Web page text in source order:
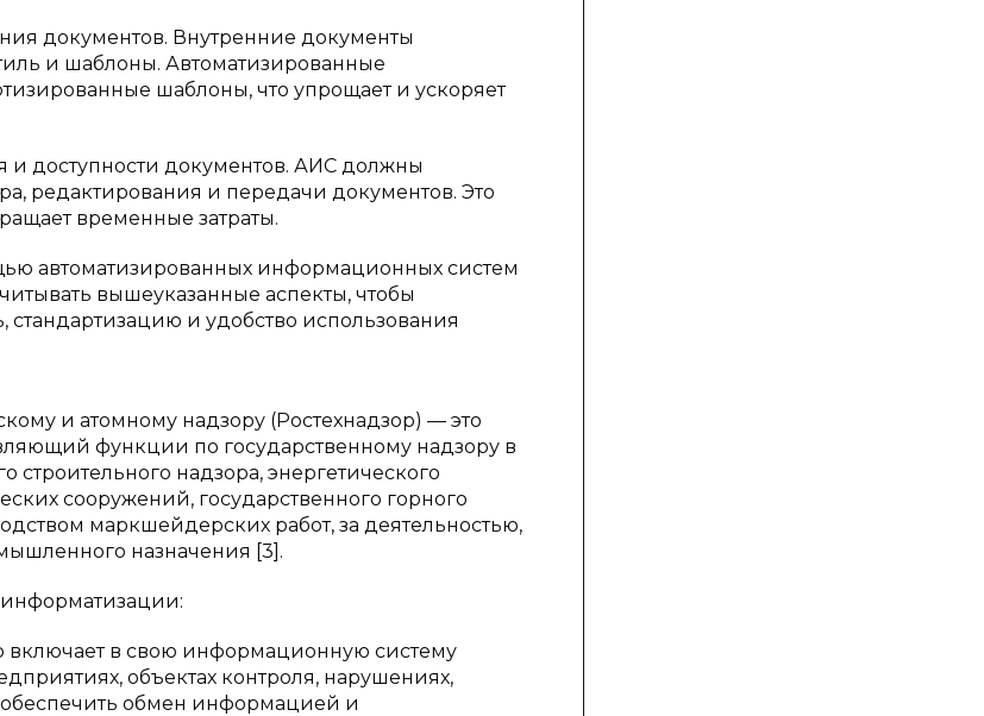
документов. Внутренние документы
и шаблоны. Автоматизированные
шаблоны, что упрощает и ускоряет
и доступности документов. АИС должны
редактирования и передачи документов. Это
временные затраты.
автоматизированных информационных систем
вышеуказанные аспекты, чтобы
и удобство использования
и атомному надзору (Ростехнадзор) — это
функции по государственному надзору в
надзора, энергетического
сооружений, государственного горного
маркшейдерских работ, за деятельностью,
назначения [3].
информатизации:
включает в свою информационную систему
объектах контроля, нарушениях,
обеспечить обмен информацией и